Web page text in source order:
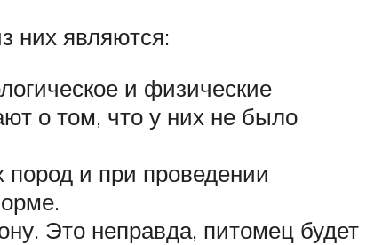
них являются:
и физические
о том, что у них не было
пород и при проведении
Это неправда, питомец будет